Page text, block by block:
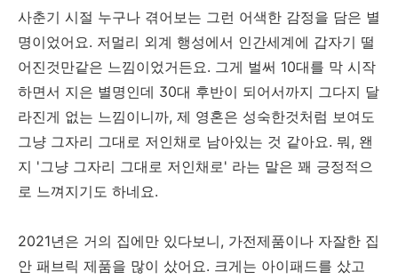
사춘기 시절 누구나 겪어보는 그런 어색한 감정을 담은 별
명이었어요. 저멀리 외계 행성에서 인간세계에 갑자기 떨
어진것만같은 느낌이었거든요. 그게 벌써 10대를 막 시작
하면서 지은 별명인데 30대 후반이 되어서까지 그다지 달
라진게 없는 느낌이니까, 제 영혼은 성숙한것처럼 보여도
그냥 그자리 그대로 저인채로 남아있는 것 같아요. 뭐, 왠
지 '그냥 그자리 그대로 저인채로' 라는 말은 꽤 긍정적으
로 느껴지기도 하네요.
2021년은 거의 집에만 있다보니, 가전제품이나 자잘한 집
안 패브릭 제품을 많이 샀어요. 크게는 아이패드를 샀고